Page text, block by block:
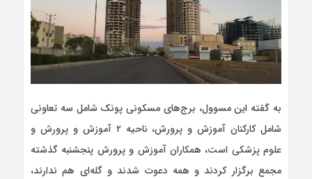
به گفته این مسوول، برج‌های مسکونی پونک شامل سه تعاونی
شامل کارکنان آموزش و پرورش، ناحیه ۲ آموزش و پرورش و
علوم پزشکی است، همکاران آموزش و پرورش پنجشنبه گذشته
مجمع برگزار کردند و همه دعوت شدند و گله‌ای هم ندارند،